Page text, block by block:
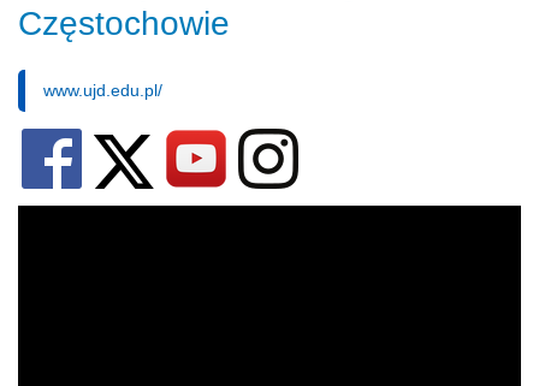
Częstochowie
www.ujd.edu.pl/